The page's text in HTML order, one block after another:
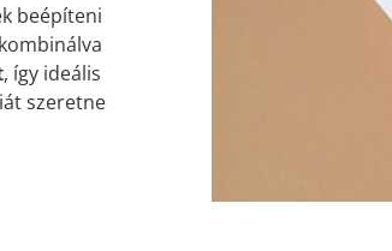
beépíteni
, így ideális
szeretne